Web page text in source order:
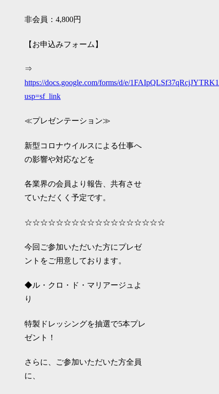
非会員：4,800円
【お申込みフォーム】
⇒
https://docs.google.com/forms/d/e/
usp=sf_link
≪プレゼンテーション≫
新型コロナウイルスによる仕事へ
の影響や対応などを
各業界の会員より報告、共有させ
ていただくく予定です。
☆☆☆☆☆☆☆☆☆☆☆☆☆☆☆☆☆☆
今回ご参加いただいた方にプレゼ
ントをご用意しております。
◆ル・クロ・ド・マリアージュよ
り
特製ドレッシングを抽選で5本プレ
ゼント！
さらに、ご参加いただいた方全員
に、